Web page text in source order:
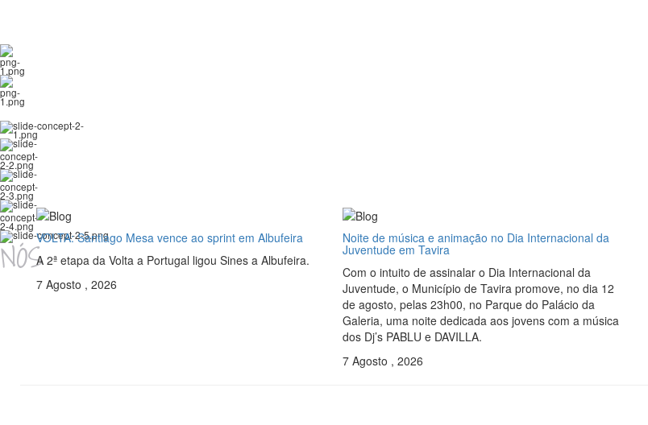
Contacte-nos!
NÓS
TEMOS
VOLTA: Santiago Mesa vence ao sprint em Albufeira
A 2ª etapa da Volta a Portugal ligou Sines a Albufeira.
7 Agosto , 2026
Noite de música e animação no Dia Internacional da
Juventude em Tavira
Com o intuito de assinalar o Dia Internacional da
Juventude, o Município de Tavira promove, no dia 12
de agosto, pelas 23h00, no Parque do Palácio da
Galeria, uma noite dedicada aos jovens com a música
dos Dj’s PABLU e DAVILLA.
7 Agosto , 2026